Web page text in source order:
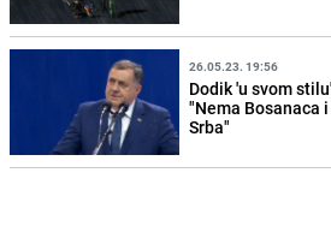
26.05.23. 19:56
Dodik 'u svom
"Nema Bosanaca
Srba"